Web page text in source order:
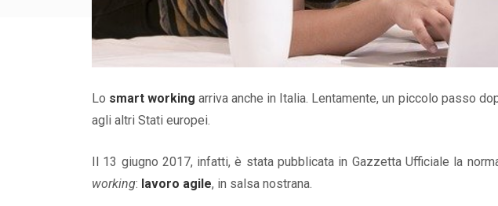
Lo smart working arriva anche in Italia. Lentamente, un piccolo passo
agli altri Stati europei.
Il 13 giugno 2017, infatti, è stata pubblicata in Gazzetta Ufficiale la
working: lavoro agile, in salsa nostrana.